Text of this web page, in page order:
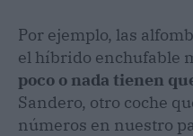
Por ejemplo, las
el híbrido enchufable
poco o nada tienen
Sandero, otro coche
números en nuestro